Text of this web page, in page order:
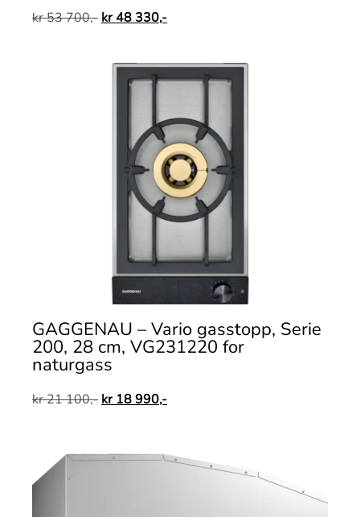
kr53 700,- kr48 330,-
GAGGENAU – Vario gasstopp, Serie
200, 28 cm, VG231220 for
naturgass
kr21 100,- kr18 990,-